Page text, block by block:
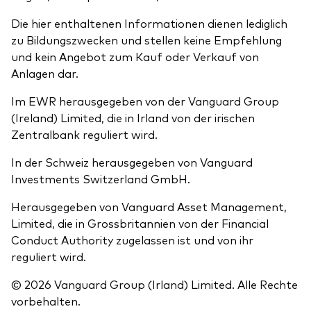
Die hier enthaltenen Informationen dienen lediglich
zu Bildungszwecken und stellen keine Empfehlung
und kein Angebot zum Kauf oder Verkauf von
Anlagen dar.
Im EWR herausgegeben von der Vanguard Group
(Ireland) Limited, die in Irland von der irischen
Zentralbank reguliert wird.
In der Schweiz herausgegeben von Vanguard
Investments Switzerland GmbH.
Herausgegeben von Vanguard Asset Management,
Limited, die in Grossbritannien von der Financial
Conduct Authority zugelassen ist und von ihr
reguliert wird.
© 2026 Vanguard Group (Irland) Limited. Alle Rechte
vorbehalten.